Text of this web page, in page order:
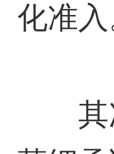
化准入
其